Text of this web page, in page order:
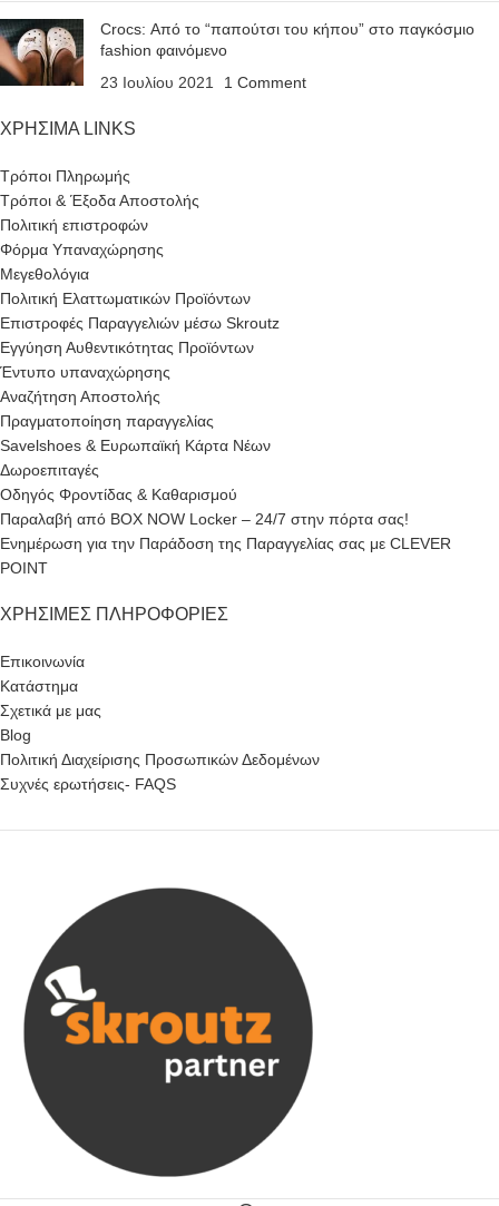
Crocs: Από το “παπούτσι του κήπου” στο παγκόσμιο
fashion φαινόμενο
23 Ιουλίου 2021
1 Comment
ΧΡΗΣΙΜΑ LINKS
Τρόποι Πληρωμής
Τρόποι & Έξοδα Αποστολής
Πολιτική επιστροφών
Φόρμα Υπαναχώρησης
Μεγεθολόγια
Πολιτική Ελαττωματικών Προϊόντων
Επιστροφές Παραγγελιών μέσω Skroutz
Εγγύηση Αυθεντικότητας Προϊόντων
Έντυπο υπαναχώρησης
Αναζήτηση Αποστολής
Πραγματοποίηση παραγγελίας
Savelshoes & Ευρωπαϊκή Κάρτα Νέων
Δωροεπιταγές
Οδηγός Φροντίδας & Καθαρισμού
Παραλαβή από BOX NOW Locker – 24/7 στην πόρτα σας!
Ενημέρωση για την Παράδοση της Παραγγελίας σας με CLEVER
POINT
ΧΡΉΣΙΜΕΣ ΠΛΗΡΟΦΟΡΊΕΣ
Επικοινωνία
Κατάστημα
Σχετικά με μας
Blog
Πολιτική Διαχείρισης Προσωπικών Δεδομένων
Συχνές ερωτήσεις- FAQS